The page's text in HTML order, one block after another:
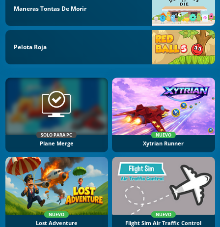
Maneras Tontas De Morir
Pelota Roja
SOLO PARA PC
Plane Merge
NUEVO
Xytrian Runner
NUEVO
Lost Adventure
NUEVO
Flight Sim Air Traffic Control